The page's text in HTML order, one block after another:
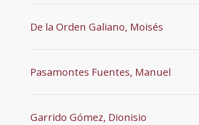
De la Orden Galiano, Moisés
Pasamontes Fuentes, Manuel
Garrido Gómez, Dionisio